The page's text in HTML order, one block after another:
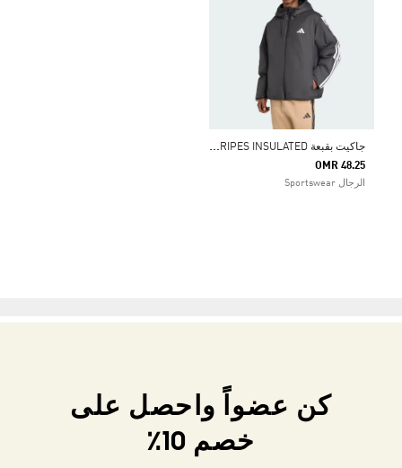
ج
اكيت بقبعة ESSENTIALS CLIMAWARM 3-STRIPES INSULATED
OMR 48.25
الرجال Sportswear
كن عضواً واحصل على
خصم 10٪